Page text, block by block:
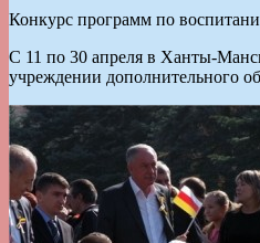
Конкурс программ по
С 11 по 30 апреля в Ханты-
учреждении дополнительного